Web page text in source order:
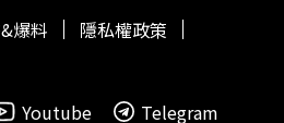
爆料
隱私權政策
Youtube Telegram